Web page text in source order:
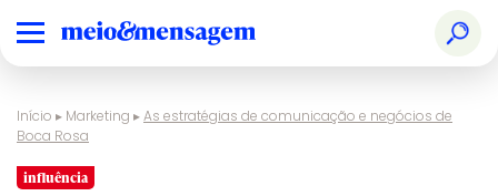
Início ▸ Marketing ▸As estratégias de comunicação e negócios de
Boca Rosa
influência